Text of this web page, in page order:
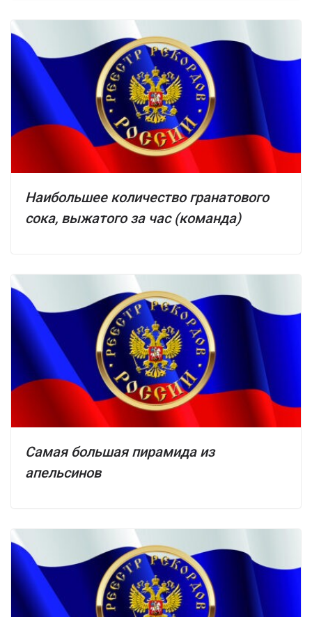
Наибольшее количество гранатового
сока, выжатого за час (команда)
Самая большая пирамида из
апельсинов